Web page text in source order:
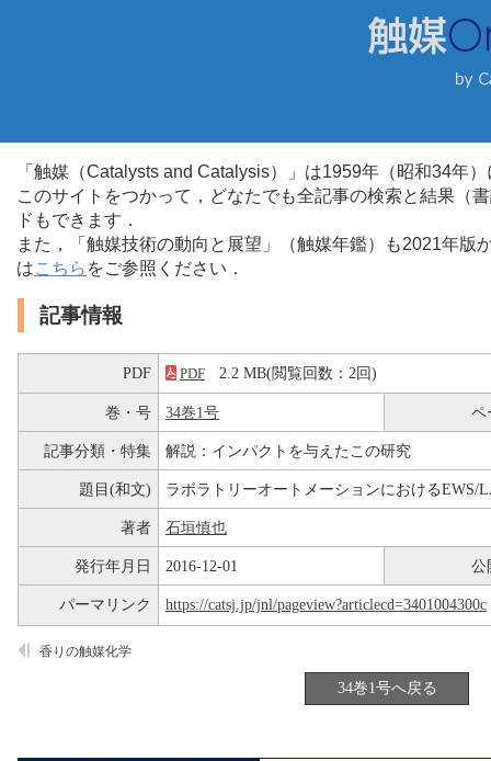
「触媒（Catalysts and Catalysis）」は1959年（昭和34年
このサイトをつかって，どなたでも全記事の検索と結果（
ドもできます．
また，「触媒技術の動向と展望」（触媒年鑑）も2021年
はこちら をご参照ください．
記事情報
PDF PDF 2.2 MB(閲覧回数：2回)
巻・号 34巻1号 ペ
記事分類・特集 解説：インパクトを与えたこの研究
題目(和文) ラボラトリーオートメーションにおけるEWS/
著者 石垣慎也
発行年月日 2016-12-01 公
パーマリンク https://catsj.jp/jnl/pageview?articlecd=3401004300c
香りの触媒化学
34巻1号へ戻る